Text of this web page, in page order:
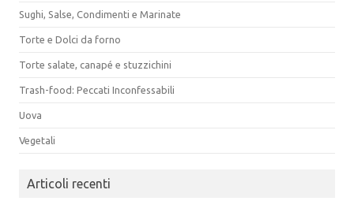
Sughi, Salse, Condimenti e Marinate
Torte e Dolci da forno
Torte salate, canapé e stuzzichini
Trash-food: Peccati Inconfessabili
Uova
Vegetali
Articoli recenti